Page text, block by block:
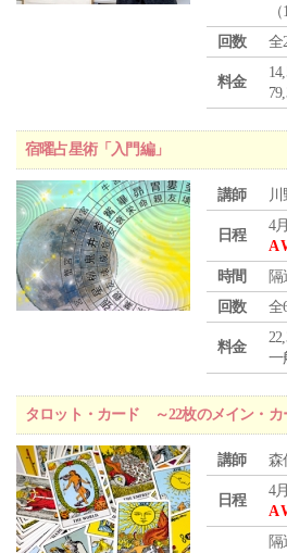
回数
全
料金
宿曜占星術「入門編」
講師
日程
4
A
時間
隔
回数
全
料金
一
タロット・カード ～22枚のメイン・カ
講師
日程
4
A
隔